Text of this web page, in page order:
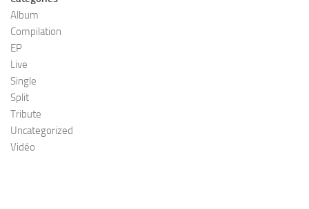
Album
Compilation
EP
Live
Single
Split
Tribute
Uncategorized
Vidéo